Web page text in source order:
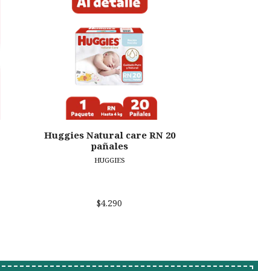
Huggies Natural care RN 20
pañales
HUGGIES
$4.290